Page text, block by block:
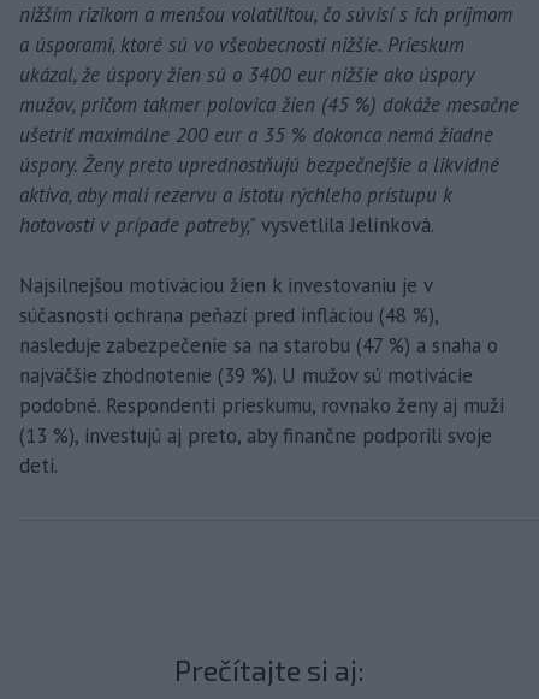
nižším rizikom a menšou volatilitou, čo súvisí s ich príjmom
a úsporami, ktoré sú vo všeobecnosti nižšie. Prieskum
ukázal, že úspory žien sú o 3400 eur nižšie ako úspory
mužov, pričom takmer polovica žien (45 %) dokáže mesačne
ušetriť maximálne 200 eur a 35 % dokonca nemá žiadne
úspory. Ženy preto uprednostňujú bezpečnejšie a likvidné
aktíva, aby mali rezervu a istotu rýchleho prístupu k
hotovosti v prípade potreby," vysvetlila Jelínková.
Najsilnejšou motiváciou žien k investovaniu je v
súčasnosti ochrana peňazí pred infláciou (48 %),
nasleduje zabezpečenie sa na starobu (47 %) a snaha o
najväčšie zhodnotenie (39 %). U mužov sú motivácie
podobné. Respondenti prieskumu, rovnako ženy aj muži
(13 %), investujú aj preto, aby finančne podporili svoje
deti.
Prečítajte si aj: